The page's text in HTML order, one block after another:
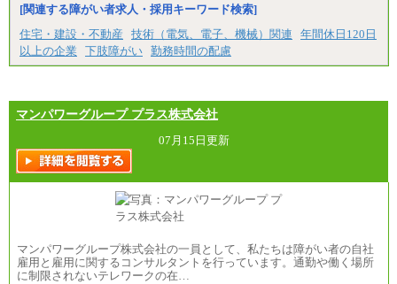
[関連する障がい者求人・採用キーワード検索]
住宅・建設・不動産
技術（電気、電子、機械）関連
年間休日120日
以上の企業
下肢障がい 勤務時間の配慮
マンパワーグループ プラス株式会社
07月15日更新
マンパワーグループ株式会社の一員として、私たちは障がい者の自社
雇用と雇用に関するコンサルタントを行っています。通勤や働く場所
に制限されないテレワークの在…